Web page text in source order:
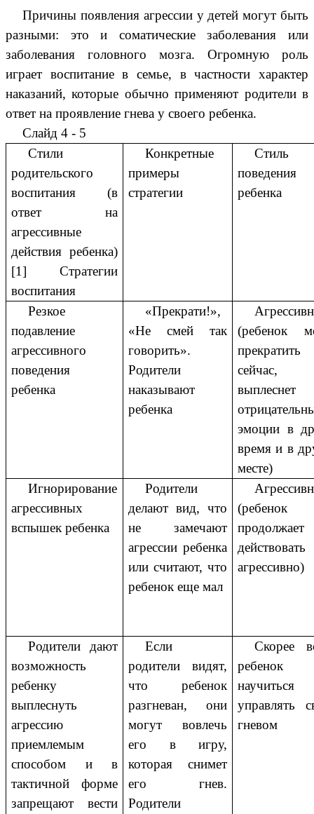
Причины появления агрессии у детей могут быть
разными: это и соматические заболевания или
заболевания головного мозга. Огромную роль
играет воспитание в семье, в частности характер
наказаний, которые обычно применяют родители в
ответ на проявление гнева у своего ребенка.
Слайд 4 - 5
Стили
родительского
воспитания (в
ответ на
агрессивные
действия ребенка)
[1] Стратегии
воспитания
Конкретные
примеры
стратегии
Стиль
поведения
ребенка
Резкое
подавление
агрессивного
поведения
ребенка
«Прекрати!»,
«Не смей так
говорить».
Родители
наказывают
ребенка
(ребенок
прекратить
выплеснет
эмоции в
время и в
месте)
Игнорирование
агрессивных
вспышек ребенка
Родители
делают вид, что
не замечают
агрессии ребенка
или считают, что
ребенок еще мал
(ребенок
продолжает
действовать
агрессивно)
Родители дают
возможность
ребенку
выплеснуть
агрессию
приемлемым
способом и в
тактичной форме
запрещают вести
Если
родители видят,
что ребенок
разгневан, они
могут вовлечь
его в игру,
которая снимет
его гнев.
Родители
Скорее
ребенок
научиться
управлять
гневом